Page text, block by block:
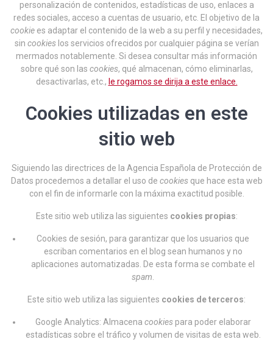
personalización de contenidos, estadísticas de uso, enlaces a
redes sociales, acceso a cuentas de usuario, etc. El objetivo de la
cookie es adaptar el contenido de la web a su perfil y necesidades,
sin cookieslos servicios ofrecidos por cualquier página se verían
mermados notablemente. Si desea consultar más información
sobre qué son las cookies, qué almacenan, cómo eliminarlas,
desactivarlas, etc., le rogamos se dirija a este enlace.
Cookies utilizadas en este
sitio web
Siguiendo las directrices de la Agencia Española de Protección de
Datos procedemos a detallar el uso de cookiesque hace esta web
con el fin de informarle con la máxima exactitud posible.
Este sitio web utiliza las siguientes cookies propias:
Cookies de sesión, para garantizar que los usuarios que
escriban comentarios en el blog sean humanos y no
aplicaciones automatizadas. De esta forma se combate el
spam.
Este sitio web utiliza las siguientes cookies de terceros:
Google Analytics: Almacena cookiespara poder elaborar
estadísticas sobre el tráfico y volumen de visitas de esta web.